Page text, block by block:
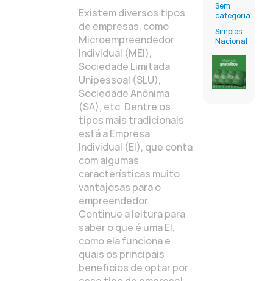
Existem diversos tipos
de empresas, como
Microempreendedor
Individual (MEI),
Sociedade Limitada
Unipessoal (SLU),
Sociedade Anônima
(SA), etc. Dentre os
tipos mais tradicionais
está a Empresa
Individual (EI), que conta
com algumas
características muito
vantajosas para o
empreendedor.
Continue a leitura para
saber o que é uma EI,
como ela funciona e
quais os principais
benefícios de optar por
Sem
categoria
Simples
Nacional